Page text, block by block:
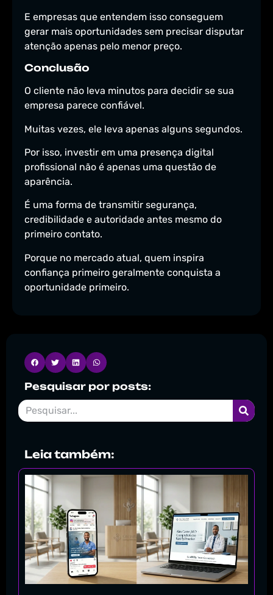
E empresas que entendem isso conseguem
gerar mais oportunidades sem precisar disputar
atenção apenas pelo menor preço.
Conclusão
O cliente não leva minutos para decidir se sua
empresa parece confiável.
Muitas vezes, ele leva apenas alguns segundos.
Por isso, investir em uma presença digital
profissional não é apenas uma questão de
aparência.
É uma forma de transmitir segurança,
credibilidade e autoridade antes mesmo do
primeiro contato.
Porque no mercado atual, quem inspira
confiança primeiro geralmente conquista a
oportunidade primeiro.
Pesquisar por posts:
Leia também: